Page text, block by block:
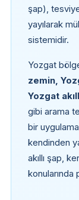
şap),
yayılarak
sistemidir.
Yozgat
zemin,
Yozgat
gibi arama
bir
kendinden
akıllı şap,